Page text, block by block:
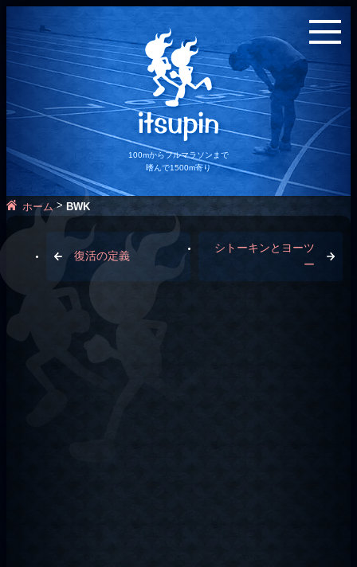
100mからフルマラソンまで
嗜んで1500m寄り
ホーム>BWK
復活の定義
シトーキンとヨーツ
ー